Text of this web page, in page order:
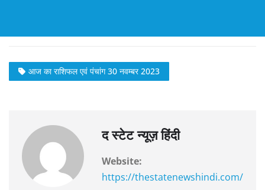
आज का राशिफल एवं पंचांग 30 नवम्बर 2023
द स्टेट न्यूज़ हिंदी
Website:
https://thestatenewshindi.com/